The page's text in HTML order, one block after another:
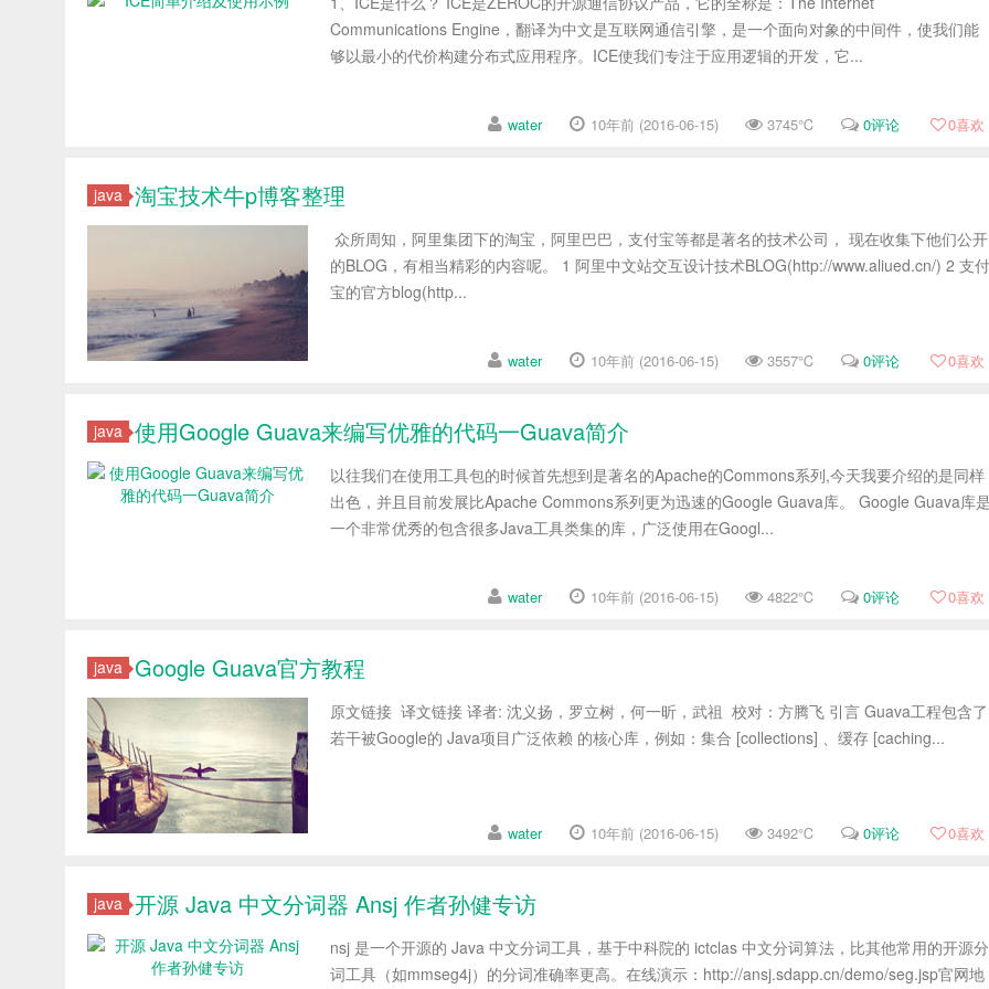
Communications Engine，翻译为中文是互联网通信引擎，是一个面向对象的中间件，使我们能
够以最小的代价构建分布式应用程序。ICE使我们专注于应用逻辑的开发，它...
water 10年前 (2016-06-15) 3745℃ 0评论 0喜欢
java 淘宝技术牛p博客整理
众所周知，阿里集团下的淘宝，阿里巴巴，支付宝等都是著名的技术公司， 现在收集下他们公开
的BLOG，有相当精彩的内容呢。 1 阿里中文站交互设计技术BLOG(http://www.aliued.cn/) 2 支付
宝的官方blog(http...
water 10年前 (2016-06-15) 3557℃ 0评论 0喜欢
java 使用Google Guava来编写优雅的代码一Guava简介
以往我们在使用工具包的时候首先想到是著名的Apache的Commons系列,今天我要介绍的是同样
出色，并且目前发展比Apache Commons系列更为迅速的Google Guava库。 Google Guava库
一个非常优秀的包含很多Java工具类集的库，广泛使用在Googl...
water 10年前 (2016-06-15) 4822℃ 0评论 0喜欢
java Google Guava官方教程
原文链接 译文链接 译者: 沈义扬，罗立树，何一昕，武祖 校对：方腾飞 引言 Guava工程包含了
若干被Google的 Java项目广泛依赖 的核心库，例如：集合 [collections] 、缓存 [caching...
water 10年前 (2016-06-15) 3492℃ 0评论 0喜欢
java 开源 Java 中文分词器 Ansj 作者孙健专访
nsj 是一个开源的 Java 中文分词工具，基于中科院的 ictclas 中文分词算法，比其他常用的开源分
词工具（如mmseg4j）的分词准确率更高。在线演示：http://ansj.sdapp.cn/demo/seg.jsp官网地